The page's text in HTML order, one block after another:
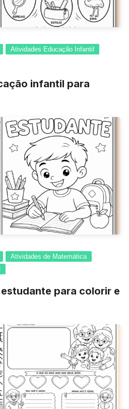
Atividades Educação Infantil
infantil para
Atividades de Matemática
para colorir e